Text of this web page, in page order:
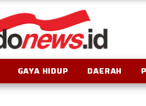
GAYA HIDUP DAERAH